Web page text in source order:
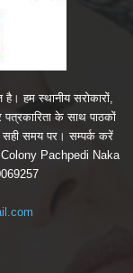
हम स्थानीय सरोकारों,
पत्रकारिता के साथ पाठकों
सही समय पर। सम्पर्क करें
Pachpedi Naka